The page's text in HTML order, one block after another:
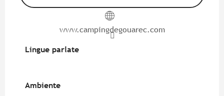
www.campingdegouarec.com
Lingue parlate
Lingue parlate
Ambiente
Ambiente